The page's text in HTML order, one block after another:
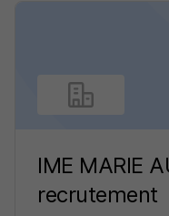
IME MARIE
recrutement